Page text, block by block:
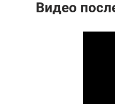
Видео